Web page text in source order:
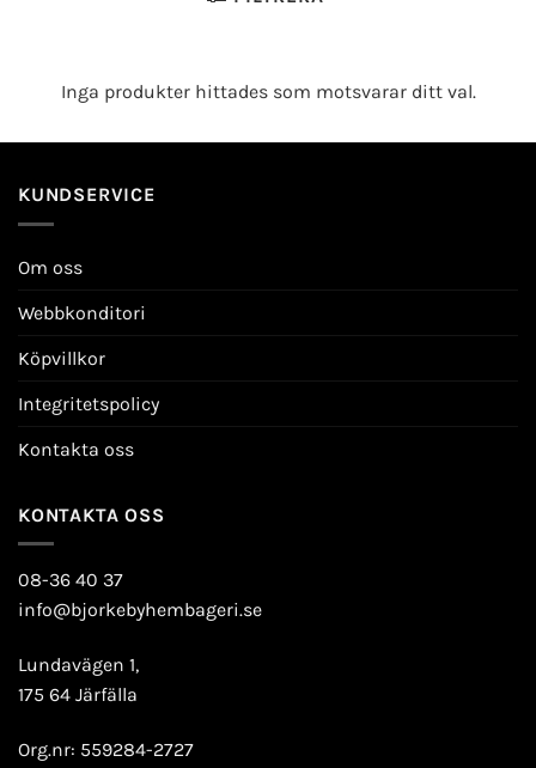
Inga produkter hittades som motsvarar ditt val.
KUNDSERVICE
Om oss
Webbkonditori
Köpvillkor
Integritetspolicy
Kontakta oss
KONTAKTA OSS
08-36 40 37
info@bjorkebyhembageri.se
Lundavägen 1,
175 64 Järfälla
Org.nr: 559284-2727